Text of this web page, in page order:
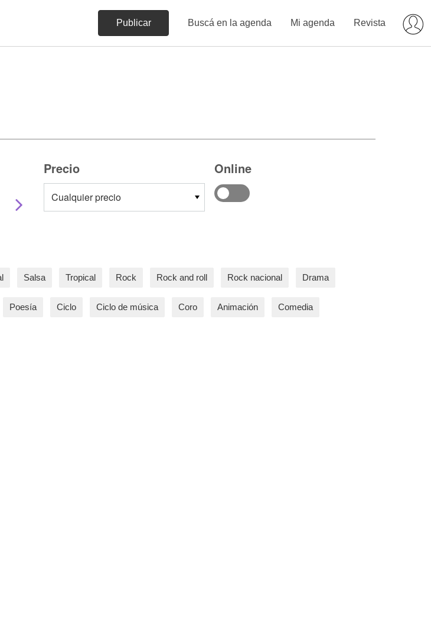
Publicar Buscá en la agenda Mi agenda Revista
10
Precio Online
Salsa Tropical Rock Rock and roll Rock nacional Drama
Poesía Ciclo Ciclo de música Coro Animación Comedia